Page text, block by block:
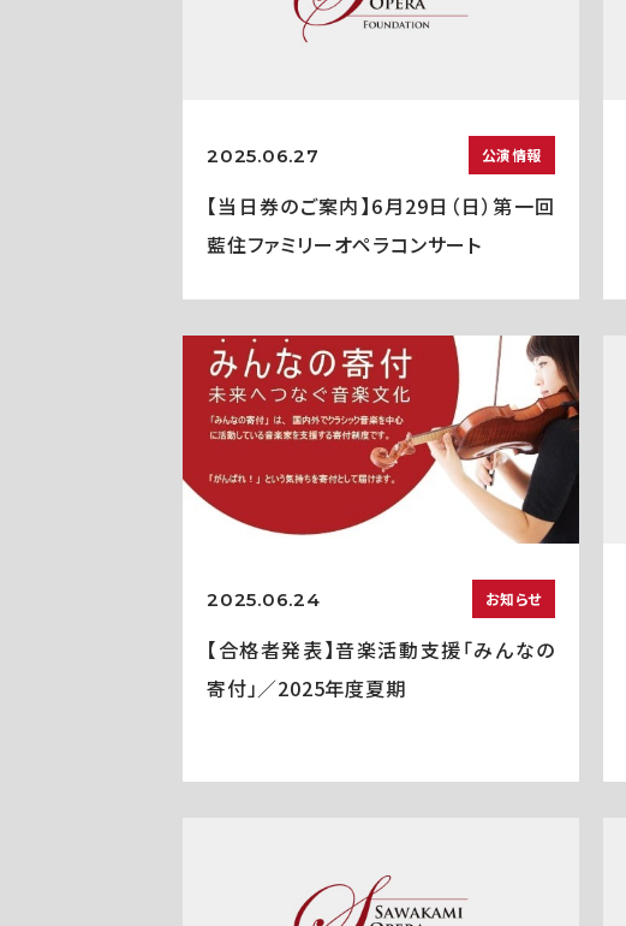
2025.06.27 公演情報
【当日券のご案内】6月29日（日）第一回
藍住ファミリーオペラコンサート
2025.06.24 お知らせ
【合格者発表】音楽活動支援「みんなの
寄付」／2025年度夏期